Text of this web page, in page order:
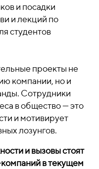
и посадки
и лекций по
студентов
проекты не
компании, но и
Сотрудники
в общество — это
и мотивирует
лозунгов.
и вызовы стоят
в текущем